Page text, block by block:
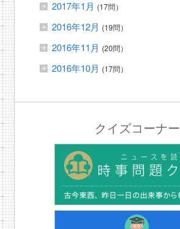
2017年1月 (17問）
2016年12月 (19問）
2016年11月 (20問）
2016年10月 (17問）
クイズコーナー